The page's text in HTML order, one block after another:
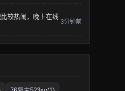
较热闹，晚上在线
3分钟前